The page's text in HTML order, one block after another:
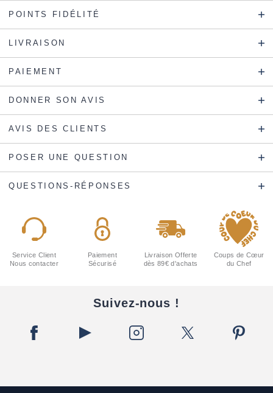
POINTS FIDÉLITÉ
LIVRAISON
PAIEMENT
DONNER SON AVIS
AVIS DES CLIENTS
POSER UNE QUESTION
QUESTIONS-RÉPONSES
Service Client
Nous contacter
Paiement
Sécurisé
Livraison Offerte
dès 89€ d'achats
Coups de Cœur
du Chef
Suivez-nous !